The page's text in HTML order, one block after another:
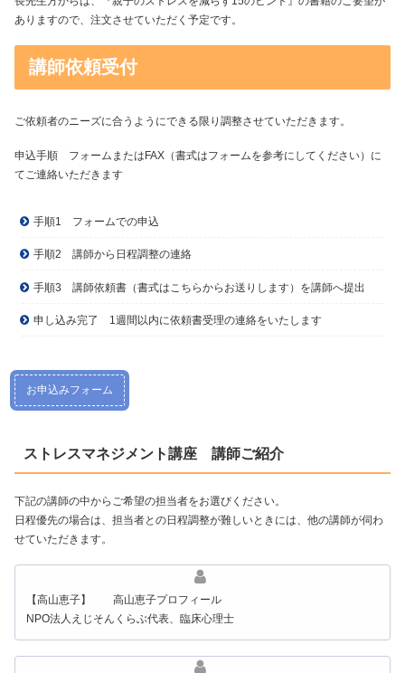
ありますので、注文させていただく予定です。
講師依頼受付
ご依頼者のニーズに合うようにできる限り調整させていただきます。
申込手順 フォームまたはFAX（書式はフォームを参考にしてください）に
てご連絡いただきます
手順1 フォームでの申込
手順2 講師から日程調整の連絡
手順3 講師依頼書（書式はこちらからお送りします）を講師へ提出
申し込み完了 1週間以内に依頼書受理の連絡をいたします
お申込みフォーム
ストレスマネジメント講座 講師ご紹介
下記の講師の中からご希望の担当者をお選びください。
日程優先の場合は、担当者との日程調整が難しいときには、他の講師が伺わ
せていただきます。
【高山恵子】 高山恵子プロフィール
NPO法人えじそんくらぶ代表、臨床心理士